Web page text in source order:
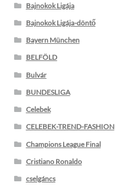
Bajnokok Ligája
Bajnokok Ligája-döntő
Bayern München
BELFÖLD
Bulvár
BUNDESLIGA
Celebek
CELEBEK-TREND-FASHION
Champions League Final
Cristiano Ronaldo
cselgáncs